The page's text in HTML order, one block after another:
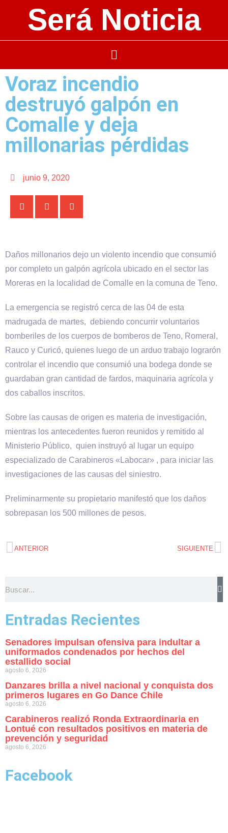
Será Noticia
Voraz incendio
destruyó galpón en
Comalle y deja
millonarias pérdidas
junio 9, 2020
Daños millonarios dejo un violento incendio que consumió
por completo un galpón agrícola ubicado en el sector las
Moreras en la localidad de Comalle en la comuna de Teno.
La emergencia se registró cerca de las 04 de esta
madrugada de martes, debiendo concurrir voluntarios
bomberiles de los cuerpos de bomberos de Teno, Romeral,
Rauco y Curicó, quienes luego de un arduo trabajo lograrón
controlar el incendio que consumió una bodega donde se
guardaban gran cantidad de fardos, maquinaria agrícola y
dos caballos inscritos.
Sobre las causas de origen es materia de investigación,
mientras los antecedentes fueron reunidos y remitido al
Ministerio Público, quien instruyó al lugar un equipo
especializado de Carabineros «Labocar» , para iniciar las
investigaciones de las causas del siniestro.
Preliminarmente su propietario manifestó que los daños
sobrepasan los 500 millones de pesos.
ANTERIOR SIGUIENTE
Entradas Recientes
Senadores impulsan ofensiva para indultar a
uniformados condenados por hechos del
estallido social
agosto 6, 2026
Danzares brilla a nivel nacional y conquista dos
primeros lugares en Go Dance Chile
agosto 6, 2026
Carabineros realizó Ronda Extraordinaria en
Lontué con resultados positivos en materia de
prevención y seguridad
agosto 6, 2026
Facebook